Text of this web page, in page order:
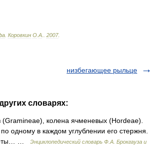
Коровкин О А 2007.
низбегающее рыльце
словарях:
колена ячменевых (Hordeae).
одному в каждом углублении его стержня.
…
Энциклопедический словарь Ф.А. Брокгауза и